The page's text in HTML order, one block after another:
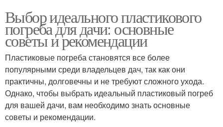
Выбор идеального пластикового
погреба для дачи: основные
советы и рекомендации
Пластиковые погреба становятся все более
популярными среди владельцев дач, так как они
практичны, долговечны и не требуют сложного ухода.
Однако, чтобы выбрать идеальный пластиковый погреб
для вашей дачи, вам необходимо знать основные
советы и рекомендации.